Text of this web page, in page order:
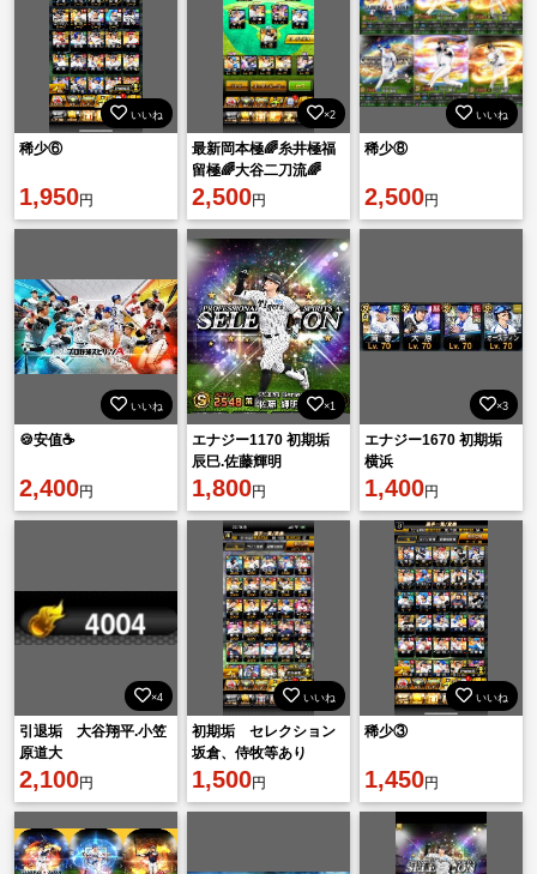
いいね
稀少⑥
1,950円
×2
最新岡本極🌈糸井極福
留極🌈大谷二刀流🌈
2,500円
いいね
稀少⑧
2,500円
いいね
🍪安值☕️
2,400円
×1
エナジー1170 初期垢
辰巳.佐藤輝明
1,800円
×3
エナジー1670 初期垢
横浜
1,400円
×4
引退垢 大谷翔平.小笠
原道大
2,100円
いいね
初期垢 セレクション
坂倉、侍牧等あり
1,500円
いいね
稀少③
1,450円